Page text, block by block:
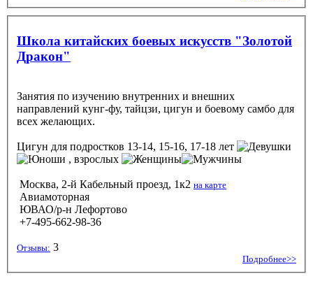
Школа китайских боевых искусств "Золотой
Дракон"
Занятия по изучению внутренних и внешних
направлений кунг-фу, тайцзи, цигун и боевому самбо для
всех желающих.
Цигун для подростков 13-14, 15-16, 17-18 лет
, взрослых
Москва, 2-й Кабельный проезд, 1к2 на карте
Авиамоторная
ЮВАО/р-н Лефортово
+7-495-662-98-36
Отзывы: 3
Подробнее>>